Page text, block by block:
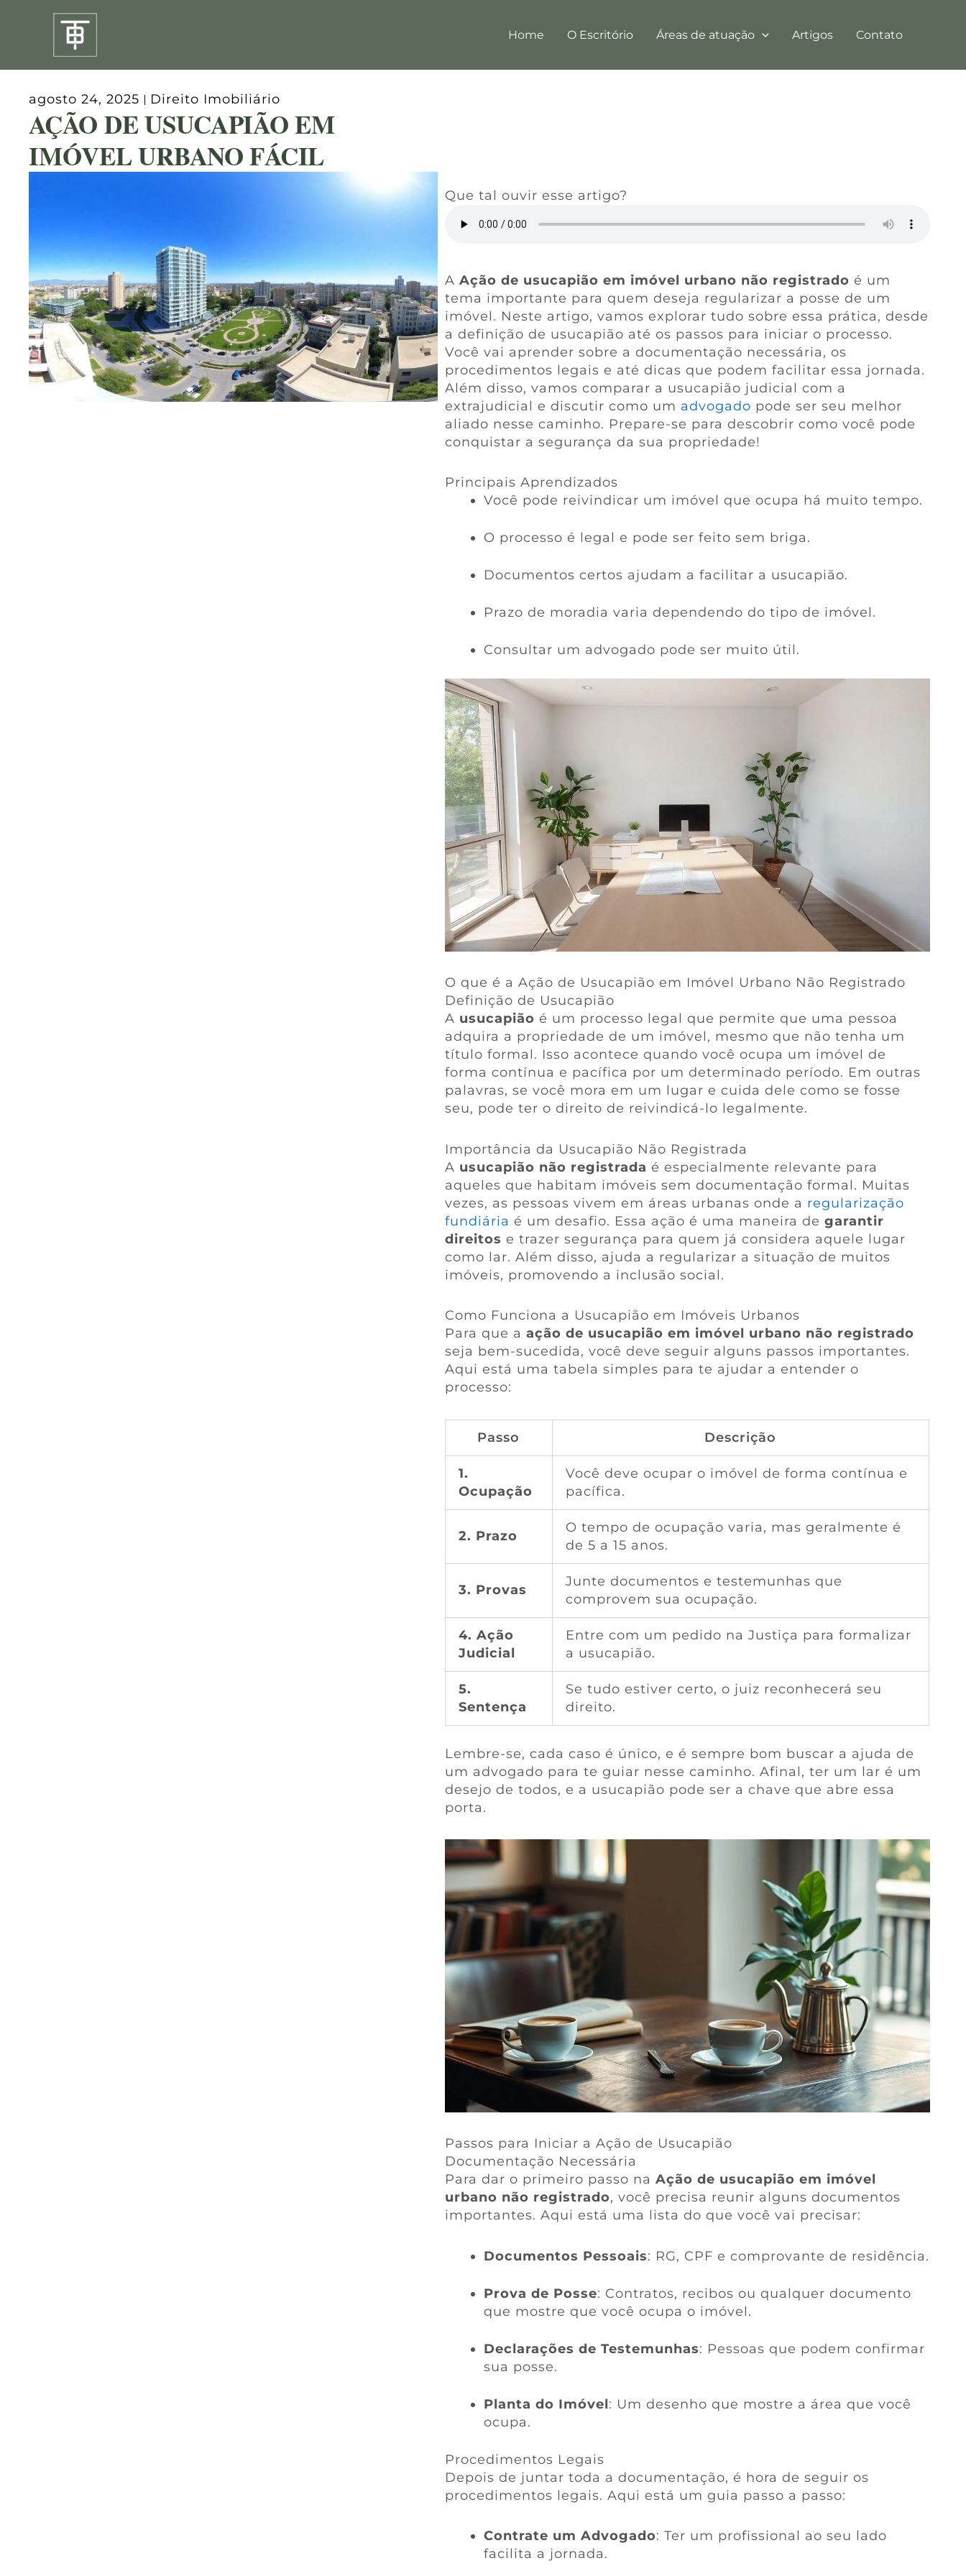
Home O Escritório Áreas de atuação Artigos Contato
agosto 24, 2025 Direito Imobiliário
AÇÃO DE USUCAPIÃO EM
IMÓVEL URBANO FÁCIL
Que tal ouvir esse artigo?
A Ação de usucapião em imóvel urbano não registrado é um
tema importante para quem deseja regularizar a posse de um
imóvel. Neste artigo, vamos explorar tudo sobre essa prática, desde
a definição de usucapião até os passos para iniciar o processo.
Você vai aprender sobre a documentação necessária, os
procedimentos legais e até dicas que podem facilitar essa jornada.
Além disso, vamos comparar a usucapião judicial com a
extrajudicial e discutir como um advogado pode ser seu melhor
aliado nesse caminho. Prepare-se para descobrir como você pode
conquistar a segurança da sua propriedade!
Principais Aprendizados
Você pode reivindicar um imóvel que ocupa há muito tempo.
O processo é legal e pode ser feito sem briga.
Documentos certos ajudam a facilitar a usucapião.
Prazo de moradia varia dependendo do tipo de imóvel.
Consultar um advogado pode ser muito útil.
O que é a Ação de Usucapião em Imóvel Urbano Não Registrado
Definição de Usucapião
A usucapião é um processo legal que permite que uma pessoa
adquira a propriedade de um imóvel, mesmo que não tenha um
título formal. Isso acontece quando você ocupa um imóvel de
forma contínua e pacífica por um determinado período. Em outras
palavras, se você mora em um lugar e cuida dele como se fosse
seu, pode ter o direito de reivindicá-lo legalmente.
Importância da Usucapião Não Registrada
A usucapião não registrada é especialmente relevante para
aqueles que habitam imóveis sem documentação formal. Muitas
vezes, as pessoas vivem em áreas urbanas onde a regularização
fundiária é um desafio. Essa ação é uma maneira de garantir
direitos e trazer segurança para quem já considera aquele lugar
como lar. Além disso, ajuda a regularizar a situação de muitos
imóveis, promovendo a inclusão social.
Como Funciona a Usucapião em Imóveis Urbanos
Para que a ação de usucapião em imóvel urbano não registrado
seja bem-sucedida, você deve seguir alguns passos importantes.
Aqui está uma tabela simples para te ajudar a entender o
processo:
Passo Descrição
1.
Ocupação
Você deve ocupar o imóvel de forma contínua e
pacífica.
2. Prazo
O tempo de ocupação varia, mas geralmente é
de 5 a 15 anos.
3. Provas
Junte documentos e testemunhas que
comprovem sua ocupação.
4. Ação
Judicial
Entre com um pedido na Justiça para formalizar
a usucapião.
5.
Sentença
Se tudo estiver certo, o juiz reconhecerá seu
direito.
Lembre-se, cada caso é único, e é sempre bom buscar a ajuda de
um advogado para te guiar nesse caminho. Afinal, ter um lar é um
desejo de todos, e a usucapião pode ser a chave que abre essa
porta.
Passos para Iniciar a Ação de Usucapião
Documentação Necessária
Para dar o primeiro passo na Ação de usucapião em imóvel
urbano não registrado, você precisa reunir alguns documentos
importantes. Aqui está uma lista do que você vai precisar:
Documentos Pessoais: RG, CPF e comprovante de residência.
Prova de Posse: Contratos, recibos ou qualquer documento
que mostre que você ocupa o imóvel.
Declarações de Testemunhas: Pessoas que podem confirmar
sua posse.
Planta do Imóvel: Um desenho que mostre a área que você
ocupa.
Procedimentos Legais
Depois de juntar toda a documentação, é hora de seguir os
procedimentos legais. Aqui está um guia passo a passo:
Contrate um Advogado: Ter um profissional ao seu lado
facilita a jornada.